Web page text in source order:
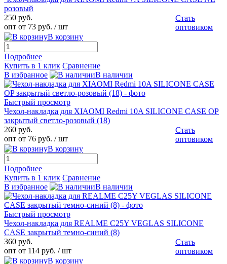
розовый
250 руб.
опт от 73 руб. / шт
Стать
оптовиком
В корзину
Подробнее
Купить в 1 клик Сравнение
В избранное
В наличии
Быстрый просмотр
Чехол-накладка для XIAOMI Redmi 10A SILICONE CASE OP
закрытый светло-розовый (18)
260 руб.
опт от 76 руб. / шт
Стать
оптовиком
В корзину
Подробнее
Купить в 1 клик Сравнение
В избранное
В наличии
Быстрый просмотр
Чехол-накладка для REALME C25Y VEGLAS SILICONE
CASE закрытый темно-синий (8)
360 руб.
опт от 114 руб. / шт
Стать
оптовиком
В корзину